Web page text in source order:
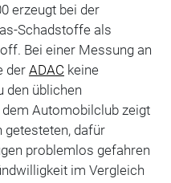
erzeugt bei der
Schadstoffe als
Bei einer Messung an
der ADAC keine
den üblichen
Automobilclub zeigt
getesteten, dafür
problemlos gefahren
im Vergleich